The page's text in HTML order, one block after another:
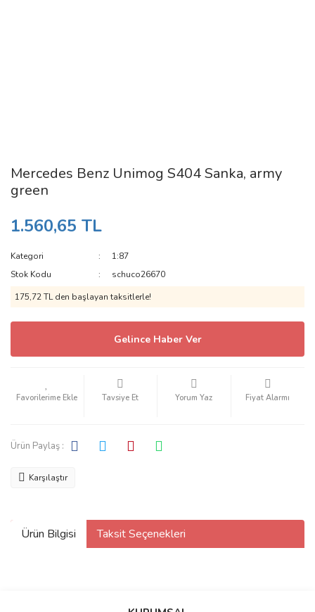
Mercedes Benz Unimog S404 Sanka, army
green
1.560,65 TL
Kategori
1:87
Stok Kodu
schuco26670
175,72 TL den başlayan taksitlerle!
Gelince Haber Ver
Tavsiye Et Yorum Yaz Fiyat Alarmı
Ürün Paylaş :
Karşılaştır
Ürün Bilgisi Taksit Seçenekleri